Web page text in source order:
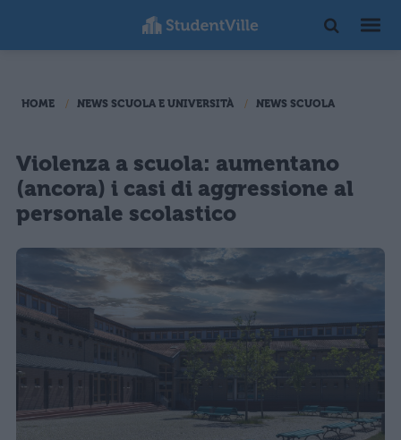
HOME NEWS SCUOLA E UNIVERSITÀ NEWS SCUOLA
Violenza a scuola: aumentano
(ancora) i casi di aggressione al
personale scolastico